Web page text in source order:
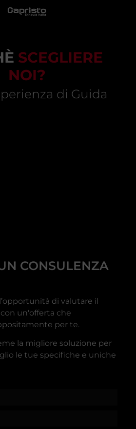
SCEGLIERE
NOI?
di Guida
CONSULENZA
di valutare il
un'offerta che
per te.
la migliore soluzione per
le tue specifiche e uniche